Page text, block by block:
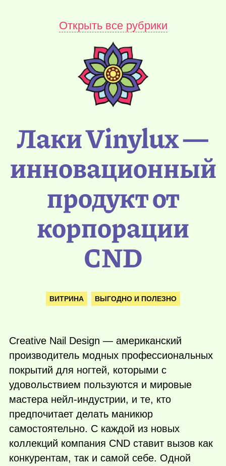
Открыть все рубрики
Лаки Vinylux —
инновационный
продукт от
корпорации
CND
ВИТРИНА ВЫГОДНО И ПОЛЕЗНО
Creative Nail Design — американский
производитель модных профессиональных
покрытий для ногтей, которыми с
удовольствием пользуются и мировые
мастера нейл-индустрии, и те, кто
предпочитает делать маникюр
самостоятельно. С каждой из новых
коллекций компания CND ставит вызов как
конкурентам, так и самой себе. Одной